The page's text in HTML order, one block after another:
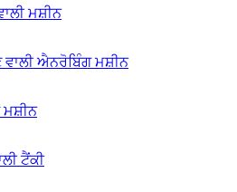
ਮਸ਼ੀਨ
ਐਨਰੋਬਿੰਗ ਮਸ਼ੀਨ
ਮਸ਼ੀਨ
ਟੈਂਕੀ